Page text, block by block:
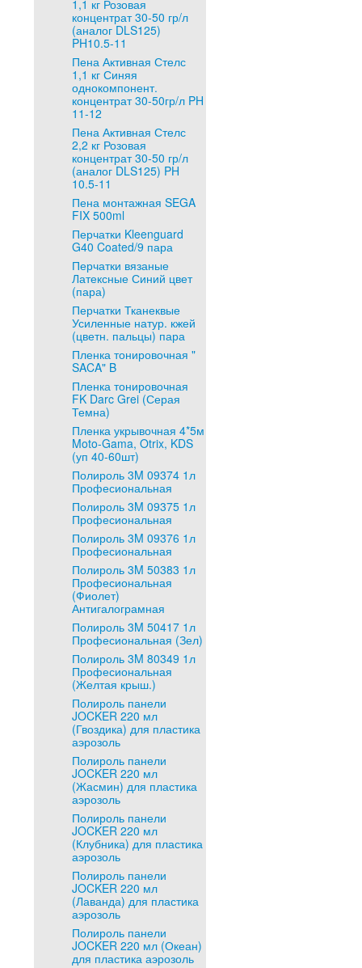
1,1 кг Розовая
концентрат 30-50 гр/л
(аналог DLS125)
PH10.5-11
Пена Активная Стелс
1,1 кг Синяя
однокомпонент.
концентрат 30-50гр/л PH
11-12
Пена Активная Стелс
2,2 кг Розовая
концентрат 30-50 гр/л
(аналог DLS125) PH
10.5-11
Пена монтажная SEGA
FIX 500ml
Перчатки Kleenguard
G40 Coated/9 пара
Перчатки вязаные
Латексные Синий цвет
(пара)
Перчатки Тканеквые
Усиленные натур. кжей
(цветн. пальцы) пара
Пленка тонировочная "
SACA" B
Пленка тонировочная
FK Darc Grei (Серая
Темна)
Пленка укрывочная 4*5м
Moto-Gama, Otrix, KDS
(уп 40-60шт)
Полироль 3M 09374 1л
Професиональная
Полироль 3M 09375 1л
Професиональная
Полироль 3M 09376 1л
Професиональная
Полироль 3M 50383 1л
Професиональная
(Фиолет)
Антигалограмная
Полироль 3M 50417 1л
Професиональная (Зел)
Полироль 3M 80349 1л
Професиональная
(Желтая крыш.)
Полироль панели
JOCKER 220 мл
(Гвоздика) для пластика
аэрозоль
Полироль панели
JOCKER 220 мл
(Жасмин) для пластика
аэрозоль
Полироль панели
JOCKER 220 мл
(Клубника) для пластика
аэрозоль
Полироль панели
JOCKER 220 мл
(Лаванда) для пластика
аэрозоль
Полироль панели
JOCKER 220 мл (Океан)
для пластика аэрозоль